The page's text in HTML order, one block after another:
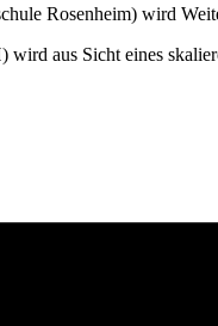
Rosenheim) wird
aus Sicht eines